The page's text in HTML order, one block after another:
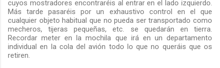
cuyos mostradores encontraréis al entrar en el lado izquierdo.
Más tarde pasaréis por un exhaustivo control en el que
cualquier objeto habitual que no pueda ser transportado como
mecheros, tijeras pequeñas, etc. se quedarán en tierra.
Recordar meter en la mochila que irá en un departamento
individual en la cola del avión todo lo que no queráis que os
retiren.